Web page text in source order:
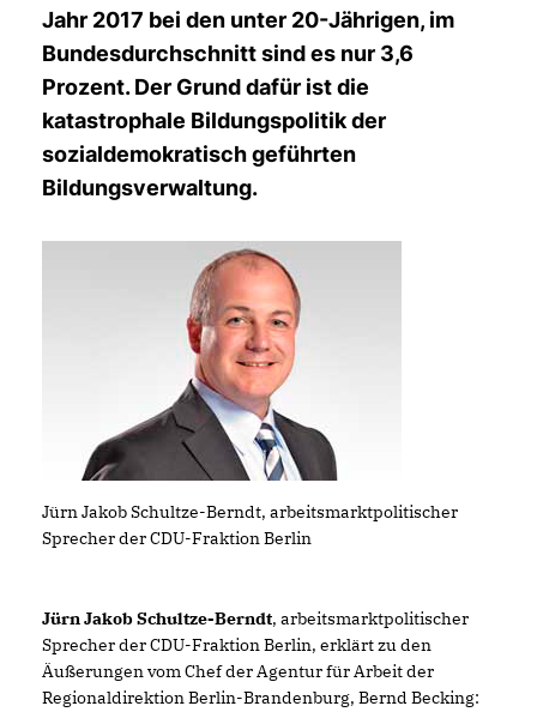
Jahr 2017 bei den unter 20-Jährigen, im
Bundesdurchschnitt sind es nur 3,6
Prozent. Der Grund dafür ist die
katastrophale Bildungspolitik der
sozialdemokratisch geführten
Bildungsverwaltung.
Jürn Jakob Schultze-Berndt, arbeitsmarktpolitischer
Sprecher der CDU-Fraktion Berlin
Jürn Jakob Schultze-Berndt, arbeitsmarktpolitischer
Sprecher der CDU-Fraktion Berlin, erklärt zu den
Äußerungen vom Chef der Agentur für Arbeit der
Regionaldirektion Berlin-Brandenburg, Bernd Becking: